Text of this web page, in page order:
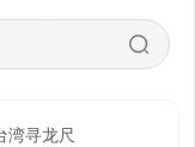
湾寻龙尺